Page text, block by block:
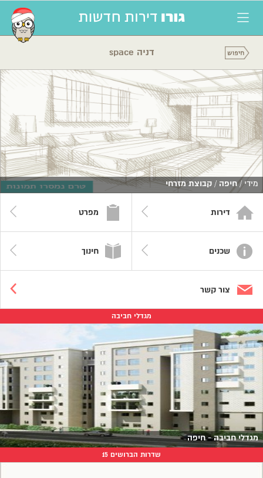
דניה space
מידי /חיפה / קבוצת מזרחי
דירות מפרט
שכנים חינוך
צור קשר
מגדלי חביבה
מגדלי חביבה - חיפה
שדרות הברושים 15